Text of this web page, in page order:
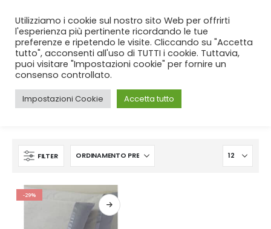
SPEDIZIONE GRATUITA per ordini da 99€!
CASA SHOP PRODUCT TAG -CALDO COTONE
FILTER
-29%
Utilizziamo i cookie sul nostro sito Web per offrirti
l'esperienza più pertinente ricordando le tue
preferenze e ripetendo le visite. Cliccando su "Accetta
tutto", acconsenti all'uso di TUTTI i cookie. Tuttavia,
puoi visitare "Impostazioni cookie" per fornire un
consenso controllato.
Impostazioni Cookie Accetta tutto